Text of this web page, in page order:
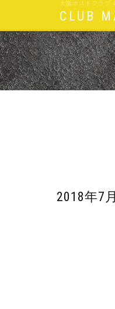
大阪ホストクラブ
CLUB
2018年7月